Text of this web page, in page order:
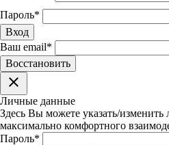
Пароль*
Вход
Ваш email*
Воcстановить
clear
Личные данные
Здесь Вы можете указать/
максимально комфортного
Пароль*